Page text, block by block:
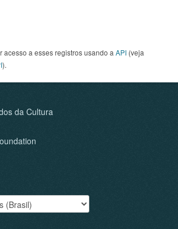
acesso a esses registros usando a API (veja
).
da Cultura